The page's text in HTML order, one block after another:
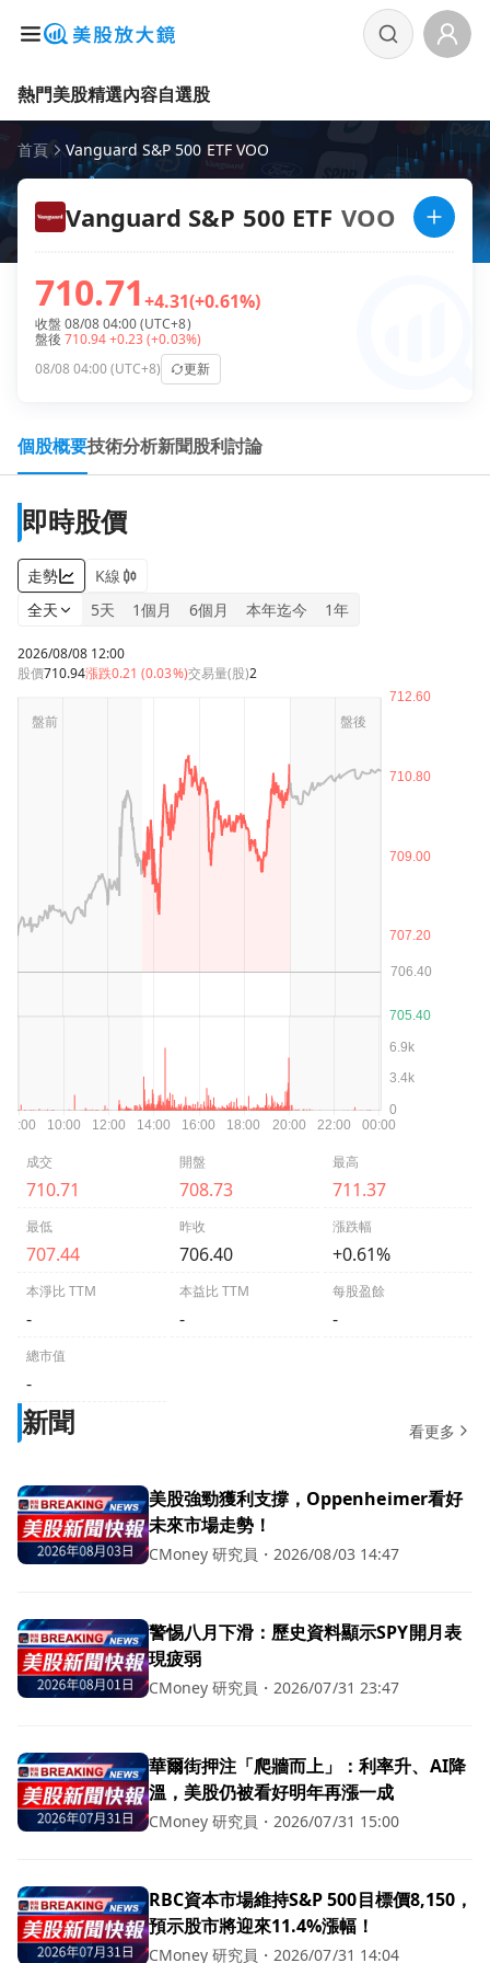
熱門美股精選內容自選股
首頁 Vanguard S&P 500 ETF VOO
Vanguard S&P 500 ETF VOO
710.71+4.31(+0.61%)
收盤 08/08 04:00 (UTC+8)
盤後710.94+0.23(+0.03%)
08/08 04:00 (UTC+8)
更新
個股概要技術分析新聞股利討論
即時股價
走勢
K線
全天
5天 1個月 6個月 本年迄今 1年
2026/08/08 12:00
股價710.94漲跌0.21 (0.03%)交易量(股)2
成交
710.71
開盤
708.73
最高
711.37
最低
707.44
昨收
706.40
漲跌幅
+0.61%
本淨比 TTM
-
本益比 TTM
-
每股盈餘
-
總市值
-
新聞 看更多
美股強勁獲利支撐，Oppenheimer看好
未來市場走勢！
CMoney 研究員 ・2026/08/03 14:47
警惕八月下滑：歷史資料顯示SPY開月表
現疲弱
CMoney 研究員 ・2026/07/31 23:47
華爾街押注「爬牆而上」：利率升、AI降
溫，美股仍被看好明年再漲一成
CMoney 研究員 ・2026/07/31 15:00
RBC資本市場維持S&P 500目標價8,150，
預示股市將迎來11.4%漲幅！
CMoney 研究員 ・2026/07/31 14:04